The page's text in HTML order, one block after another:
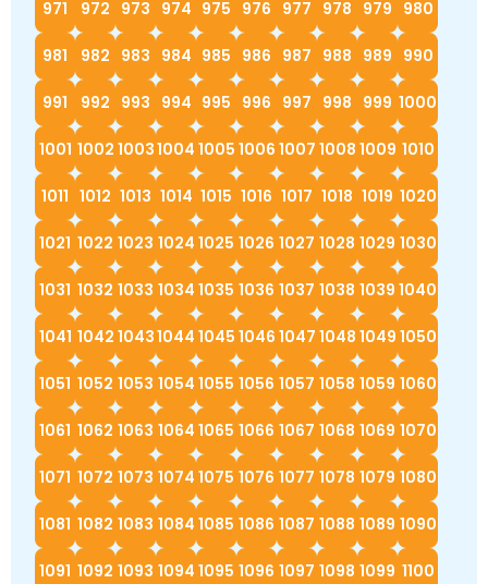
971 972 973 974 975 976 977 978 979 980
981 982 983 984 985 986 987 988 989 990
991 992 993 994 995 996 997 998 999 1000
1001 1002 10031004 1005 1006 1007 1008 1009 1010
1011 1012 1013 1014 1015 1016 1017 1018 1019 1020
1021 1022 1023 1024 1025 1026 1027 1028 1029 1030
1031 1032 1033 1034 1035 1036 1037 1038 1039 1040
1041 1042 10431044 1045 1046 1047 1048 1049 1050
1051 1052 1053 1054 1055 1056 1057 1058 1059 1060
1061 1062 1063 1064 1065 1066 1067 1068 1069 1070
1071 1072 1073 1074 1075 1076 1077 1078 1079 1080
1081 1082 1083 1084 1085 1086 1087 1088 1089 1090
1091 1092 1093 1094 1095 1096 1097 1098 1099 1100